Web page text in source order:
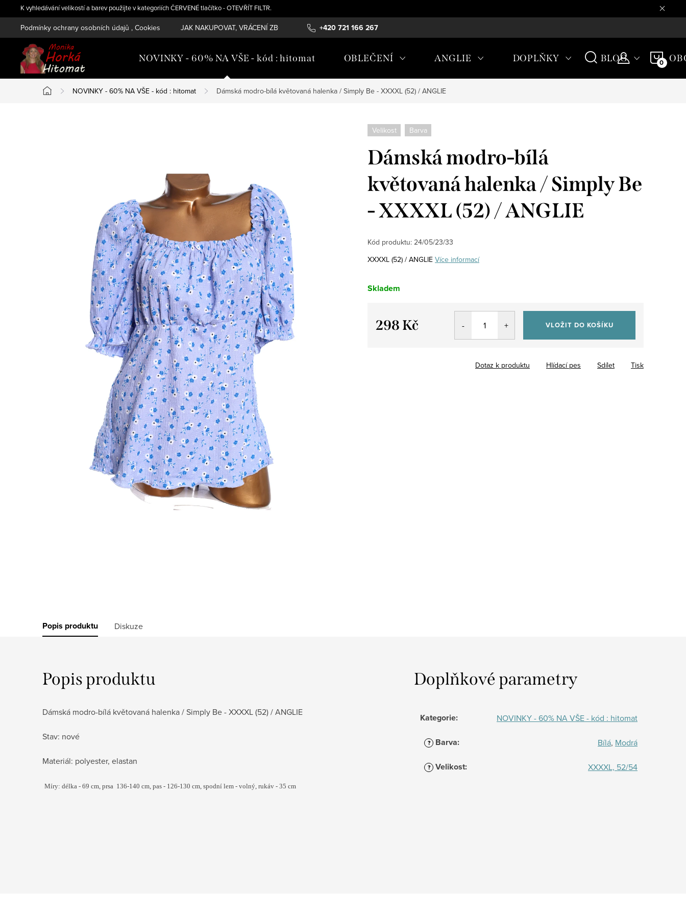
na
K vyhledávání velikostí a barev použijte v kategoriích ČERVENÉ tlačítko - OTEVŘÍT FILTR.
+420 721 166 267
Podmínky ochrany osobních údajů , Cookies JAK NAKUPOVAT, VRÁCENÍ ZBOŽÍ , REKLAMAČNÍ ŘÁD, ÚDRŽBA MATERIÁLŮ
NOVINKY - 60% NA VŠE - kód : hitomat OBLEČENÍ ANGLIE DOPLŇKY BLOG
Domů
NOVINKY - 60% NA VŠE - kód : hitomat Dámská modro-bílá květovaná halenka / Simply Be - XXXXL (52) / ANGLIE
Velikost Barva
Dámská modro-bílá
květovaná halenka / Simply Be
- XXXXL (52) / ANGLIE
Kód produktu: 24/05/23/33
XXXXL (52) / ANGLIE Více informací
Skladem
298 Kč VLOŽIT DO KOŠÍKU
Tisk
Dotaz k produktu Hlídací pes Sdílet
Popis produktu Diskuze
Popis produktu
Dámská modro-bílá květovaná halenka / Simply Be - XXXXL (52) / ANGLIE
Stav: nové
Materiál: polyester, elastan
Míry: délka - 69 cm, prsa 136-140 cm, pas - 126-130 cm, spodní lem - volný, rukáv - 35 cm
Doplňkové parametry
Kategorie: NOVINKY - 60% NA VŠE - kód : hitomat
? Barva: Bílá, Modrá
? Velikost: XXXXL, 52/54